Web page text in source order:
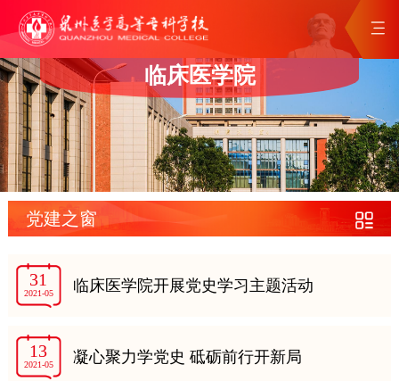
临床医学院
党建之窗
31
2021-05 临床医学院开展党史学习主题活动
13
2021-05 凝心聚力学党史 砥砺前行开新局